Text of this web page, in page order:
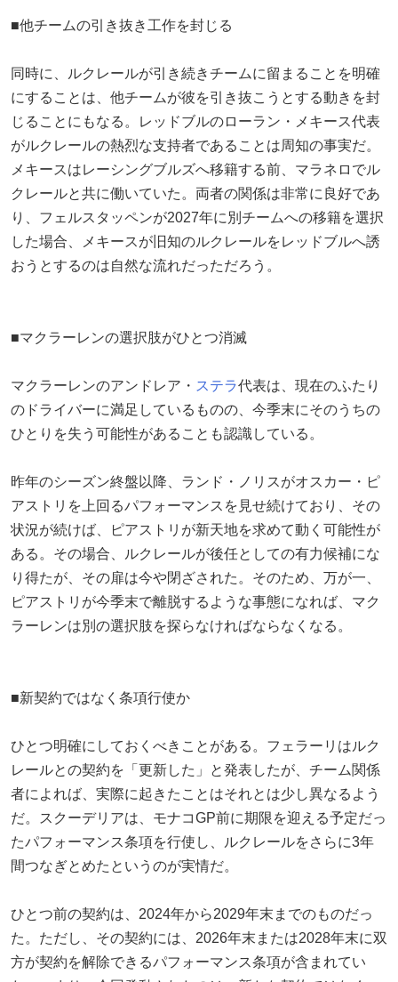
■他チームの引き抜き工作を封じる
同時に、ルクレールが引き続きチームに留まることを明確
にすることは、他チームが彼を引き抜こうとする動きを封
じることにもなる。レッドブルのローラン・メキース代表
がルクレールの熱烈な支持者であることは周知の事実だ。
メキースはレーシングブルズへ移籍する前、マラネロでル
クレールと共に働いていた。両者の関係は非常に良好であ
り、フェルスタッペンが2027年に別チームへの移籍を選択
した場合、メキースが旧知のルクレールをレッドブルへ誘
おうとするのは自然な流れだっただろう。
■マクラーレンの選択肢がひとつ消滅
マクラーレンのアンドレア・ ステラ代表は、現在のふたり
のドライバーに満足しているものの、今季末にそのうちの
ひとりを失う可能性があることも認識している。
昨年のシーズン終盤以降、ランド・ノリスがオスカー・ピ
アストリを上回るパフォーマンスを見せ続けており、その
状況が続けば、ピアストリが新天地を求めて動く可能性が
ある。その場合、ルクレールが後任としての有力候補にな
り得たが、その扉は今や閉ざされた。そのため、万が一、
ピアストリが今季末で離脱するような事態になれば、マク
ラーレンは別の選択肢を探らなければならなくなる。
■新契約ではなく条項行使か
ひとつ明確にしておくべきことがある。フェラーリはルク
レールとの契約を「更新した」と発表したが、チーム関係
者によれば、実際に起きたことはそれとは少し異なるよう
だ。スクーデリアは、モナコGP前に期限を迎える予定だっ
たパフォーマンス条項を行使し、ルクレールをさらに3年
間つなぎとめたというのが実情だ。
ひとつ前の契約は、2024年から2029年末までのものだっ
た。ただし、その契約には、2026年末または2028年末に双
方が契約を解除できるパフォーマンス条項が含まれてい